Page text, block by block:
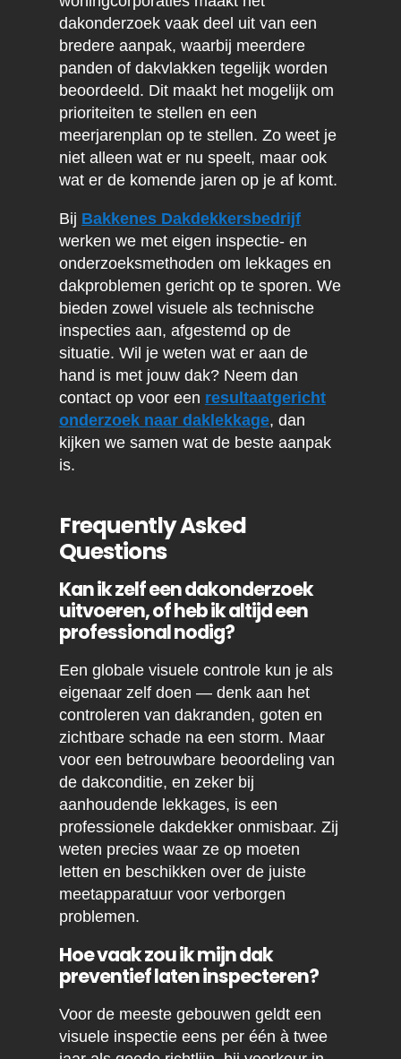
dakonderzoek vaak deel uit van een
bredere aanpak, waarbij meerdere
panden of dakvlakken tegelijk worden
beoordeeld. Dit maakt het mogelijk om
prioriteiten te stellen en een
meerjarenplan op te stellen. Zo weet je
niet alleen wat er nu speelt, maar ook
wat er de komende jaren op je af komt.
Bij Bakkenes Dakdekkersbedrijf
werken we met eigen inspectie- en
onderzoeksmethoden om lekkages en
dakproblemen gericht op te sporen. We
bieden zowel visuele als technische
inspecties aan, afgestemd op de
situatie. Wil je weten wat er aan de
hand is met jouw dak? Neem dan
contact op voor een resultaatgericht
onderzoek naar daklekkage, dan
kijken we samen wat de beste aanpak
is.
Frequently Asked
Questions
Kan ik zelf een dakonderzoek
uitvoeren, of heb ik altijd een
professional nodig?
Een globale visuele controle kun je als
eigenaar zelf doen — denk aan het
controleren van dakranden, goten en
zichtbare schade na een storm. Maar
voor een betrouwbare beoordeling van
de dakconditie, en zeker bij
aanhoudende lekkages, is een
professionele dakdekker onmisbaar. Zij
weten precies waar ze op moeten
letten en beschikken over de juiste
meetapparatuur voor verborgen
problemen.
Hoe vaak zou ik mijn dak
preventief laten inspecteren?
Voor de meeste gebouwen geldt een
visuele inspectie eens per één à twee